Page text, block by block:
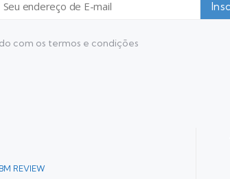
com os termos e condições
BM REVIEW